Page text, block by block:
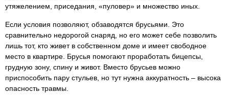
утяжелением, приседания, «пуловер» и множество иных.
Если условия позволяют, обзаводятся брусьями. Это
сравнительно недорогой снаряд, но его может себе позволить
лишь тот, кто живет в собственном доме и имеет свободное
место в квартире. Брусья помогают проработать бицепсы,
грудную зону, спину и живот. Вместо брусьев можно
приспособить пару стульев, но тут нужна аккуратность – высока
опасность травмы.